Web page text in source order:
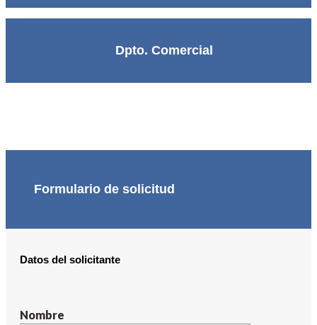
Dpto. Comercial
Formulario de solicitud
Datos del solicitante
Nombre